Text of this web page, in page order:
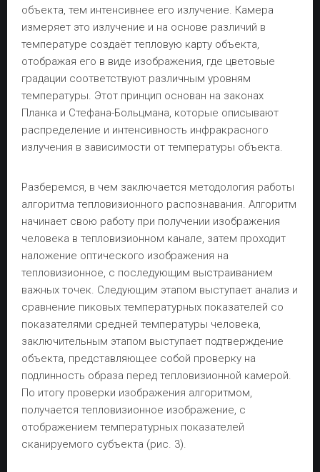
объекта, тем интенсивнее его излучение. Камера
измеряет это излучение и на основе различий в
температуре создаёт тепловую карту объекта,
отображая его в виде изображения, где цветовые
градации соответствуют различным уровням
температуры. Этот принцип основан на законах
Планка и Стефана-Больцмана, которые описывают
распределение и интенсивность инфракрасного
излучения в зависимости от температуры объекта.
Разберемся, в чем заключается методология работы
алгоритма тепловизионного распознавания. Алгоритм
начинает свою работу при получении изображения
человека в тепловизионном канале, затем проходит
наложение оптического изображения на
тепловизионное, с последующим выстраиванием
важных точек. Следующим этапом выступает анализ и
сравнение пиковых температурных показателей со
показателями средней температуры человека,
заключительным этапом выступает подтверждение
объекта, представляющее собой проверку на
подлинность образа перед тепловизионной камерой.
По итогу проверки изображения алгоритмом,
получается тепловизионное изображение, с
отображением температурных показателей
сканируемого субъекта (рис. 3).